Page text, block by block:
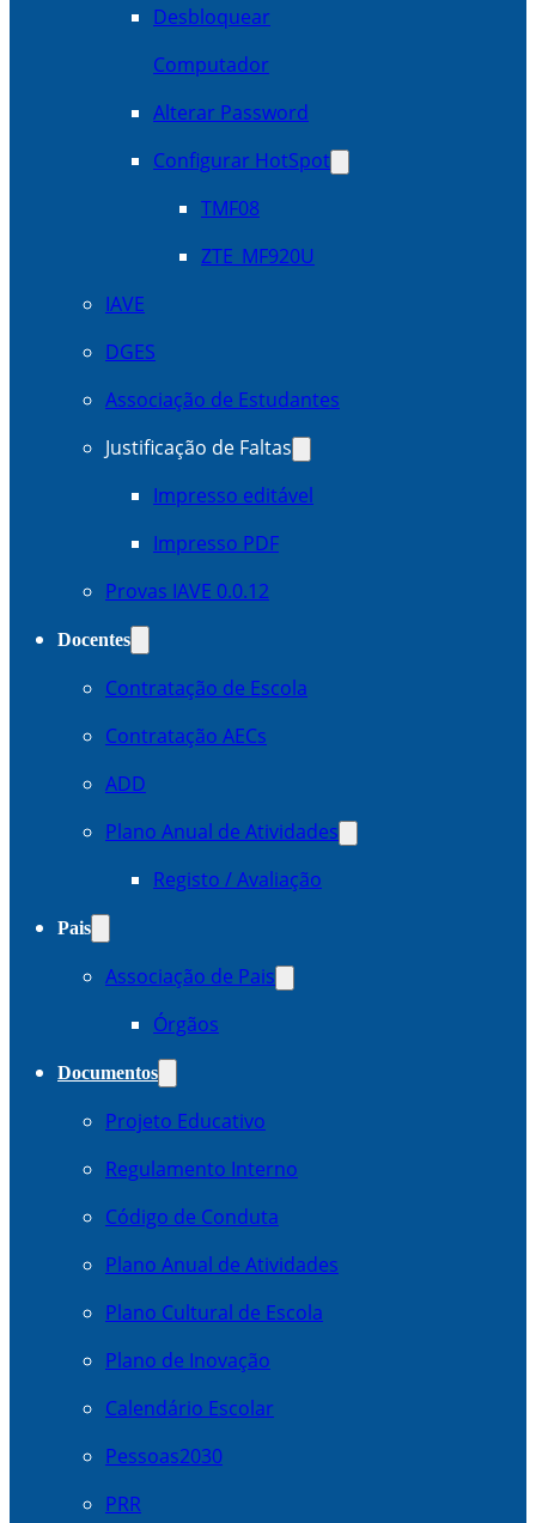
Desbloquear
Computador
Alterar Password
Configurar HotSpot
TMF08
ZTE_MF920U
IAVE
DGES
Associação de Estudantes
Justificação de Faltas
Impresso editável
Impresso PDF
Provas IAVE 0.0.12
Docentes
Contratação de Escola
Contratação AECs
ADD
Plano Anual de Atividades
Registo / Avaliação
Pais
Associação de Pais
Órgãos
Documentos
Projeto Educativo
Regulamento Interno
Código de Conduta
Plano Anual de Atividades
Plano Cultural de Escola
Plano de Inovação
Calendário Escolar
Pessoas2030
PRR